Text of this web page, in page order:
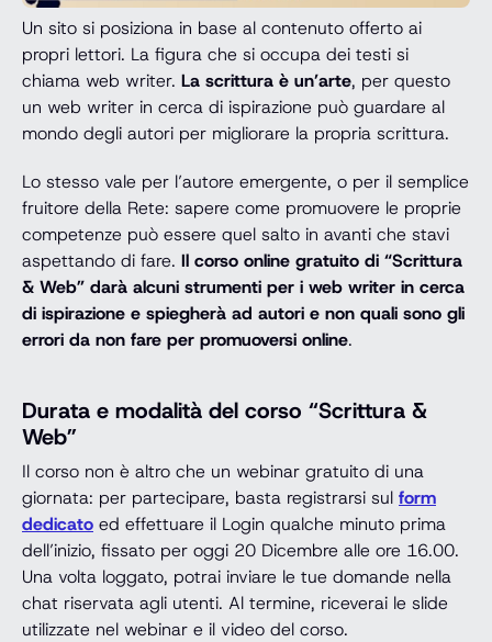
Un sito si posiziona in base al contenuto offerto ai
propri lettori. La figura che si occupa dei testi si
chiama web writer. La scrittura è un’arte, per questo
un web writer in cerca di ispirazione può guardare al
mondo degli autori per migliorare la propria scrittura.
Lo stesso vale per l’autore emergente, o per il semplice
fruitore della Rete: sapere come promuovere le proprie
competenze può essere quel salto in avanti che stavi
aspettando di fare. Il corso online gratuito di “Scrittura
& Web” darà alcuni strumenti per i web writer in cerca
di ispirazione e spiegherà ad autori e non quali sono gli
errori da non fare per promuoversi online.
Durata e modalità del corso “Scrittura &
Web”
Il corso non è altro che un webinar gratuito di una
giornata: per partecipare, basta registrarsi sul form
dedicato ed effettuare il Login qualche minuto prima
dell’inizio, fissato per oggi 20 Dicembre alle ore 16.00.
Una volta loggato, potrai inviare le tue domande nella
chat riservata agli utenti. Al termine, riceverai le slide
utilizzate nel webinar e il video del corso.